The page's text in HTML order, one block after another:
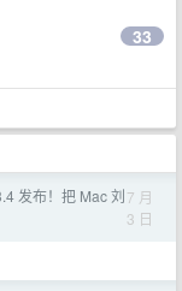
33
发布！把 Mac 刘7 月
3 日